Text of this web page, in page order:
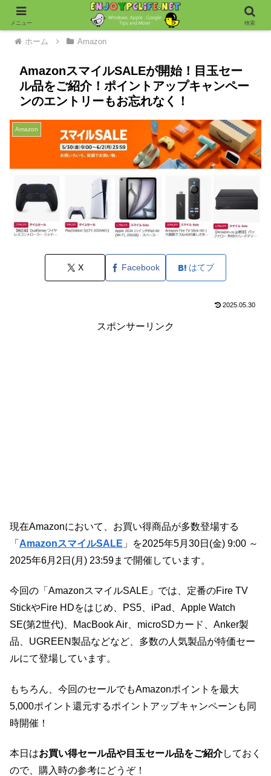
ホーム Amazon
AmazonスマイルSALEが開始！目玉セー
ル品をご紹介！ポイントアップキャンペー
ンのエントリーもお忘れなく！
Amazon
X Facebook はてブ
2025.05.30
スポンサーリンク
現在Amazonにおいて、お買い得商品が多数登場する
「 AmazonスマイルSALE 」を2025年5月30日(金) 9:00 ～
2025年6月2日(月) 23:59まで開催しています。
今回の「AmazonスマイルSALE」では、定番のFire TV
StickやFire HDをはじめ、PS5、iPad、Apple Watch
SE(第2世代)、MacBook Air、microSDカード、Anker製
品、UGREEN製品などなど、多数の人気製品が特価セー
ルにて登場しています。
もちろん、今回のセールでもAmazonポイントを最大
5,000ポイント還元するポイントアップキャンペーンも同
時開催！
本日はお買い得セール品や目玉セール品をご紹介しておく
ので、購入時の参考にどうぞ！
メニュー 検索